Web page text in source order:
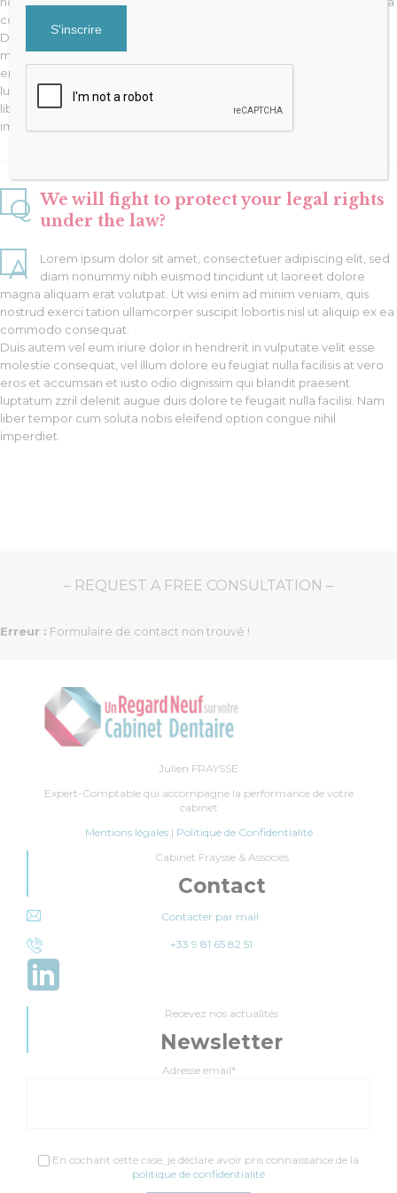
commodo consequat.
Duis autem vel eum iriure dolor in hendrerit in vulputate velit esse
molestie consequat, vel illum dolore eu feugiat nulla facilisis at vero
eros et accumsan et iusto odio dignissim qui blandit praesent
luptatum zzril delenit augue duis dolore te feugait nulla facilisi. Nam
liber tempor cum soluta nobis eleifend option congue nihil
imperdiet.
Q We will fight to protect your legal rights
under the law?
A
Lorem ipsum dolor sit amet, consectetuer adipiscing elit, sed
diam nonummy nibh euismod tincidunt ut laoreet dolore
magna aliquam erat volutpat. Ut wisi enim ad minim veniam, quis
nostrud exerci tation ullamcorper suscipit lobortis nisl ut aliquip ex ea
commodo consequat.
Duis autem vel eum iriure dolor in hendrerit in vulputate velit esse
molestie consequat, vel illum dolore eu feugiat nulla facilisis at vero
eros et accumsan et iusto odio dignissim qui blandit praesent
luptatum zzril delenit augue duis dolore te feugait nulla facilisi. Nam
liber tempor cum soluta nobis eleifend option congue nihil
imperdiet.
– REQUEST A FREE CONSULTATION –
Erreur : Formulaire de contact non trouvé !
Julien FRAYSSE
Expert-Comptable qui accompagne la performance de votre
cabinet
Mentions légales| Politique de Confidentialité
Cabinet Fraysse & Associés
Contact
Contacter par mail
+33 9 81 65 82 51
Recevez nos actualités
Newsletter
Adresse email*
En cochant cette case, je déclare avoir pris connaissance de la
politique de confidentialité